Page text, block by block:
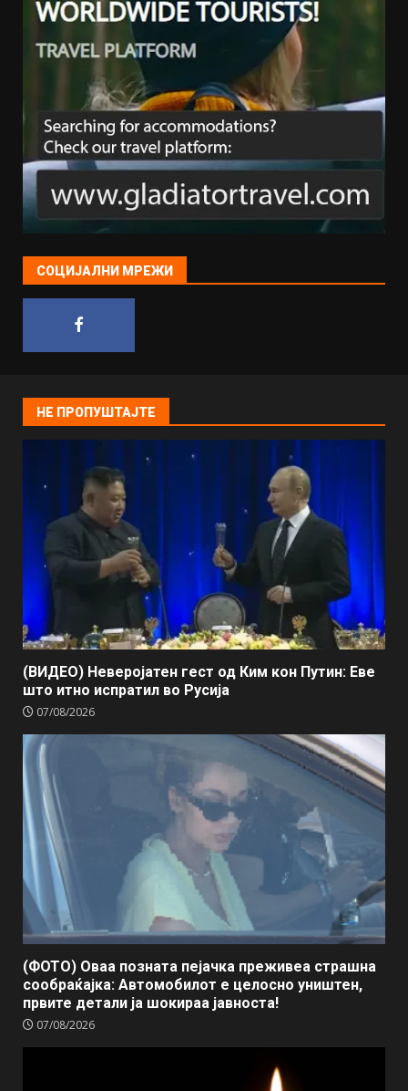
СОЦИЈАЛНИ МРЕЖИ
НЕ ПРОПУШТАЈТЕ
(ВИДЕО) Неверојатен гест од Ким кон Путин: Еве
што итно испратил во Русија
07/08/2026
(ФОТО) Оваа позната пејачка преживеа страшна
сообраќајка: Автомобилот е целосно уништен,
првите детали ја шокираа јавноста!
07/08/2026